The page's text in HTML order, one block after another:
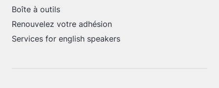
Boîte à outils
Renouvelez votre adhésion
Services for english speakers